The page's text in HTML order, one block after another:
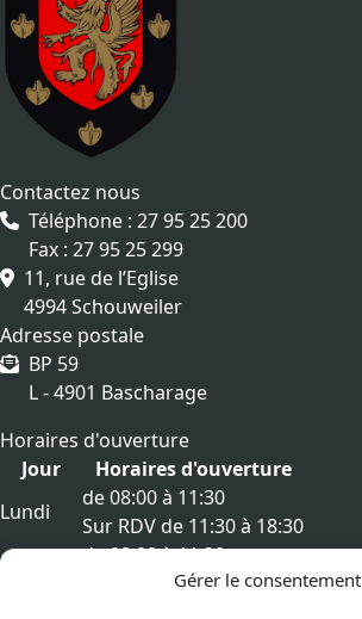
Gérer le consentement
Contactez nous
Téléphone : 27 95 25 200
Fax : 27 95 25 299
11, rue de l’Eglise
4994 Schouweiler
Adresse postale
BP 59
L - 4901 Bascharage
Horaires d'ouverture
Jour
Horaires d'ouverture
Lundi
de 08:00 à 11:30
Sur RDV de 11:30 à 18:30
Mardi
de 08:00 à 11:30
Sur RDV de 11:30 à 18:30